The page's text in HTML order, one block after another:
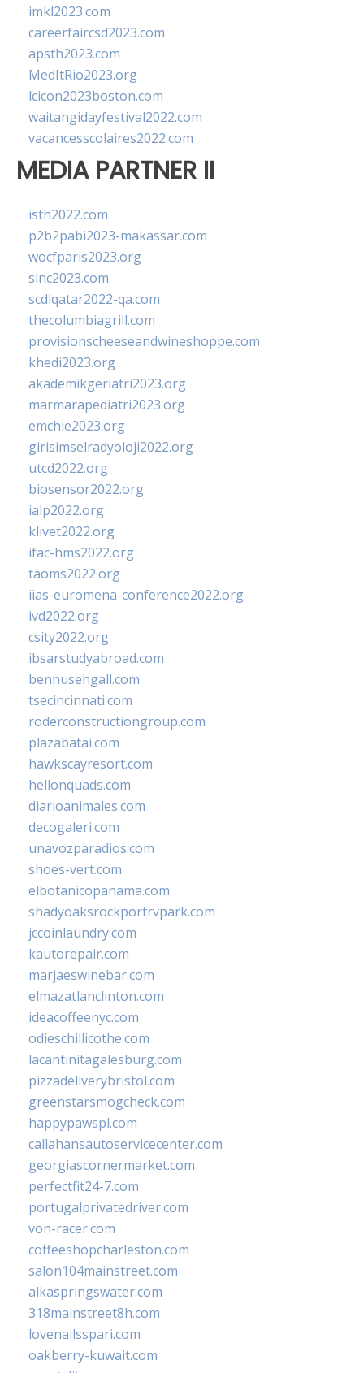
imkl2023.com
careerfaircsd2023.com
apsth2023.com
MedItRio2023.org
lcicon2023boston.com
waitangidayfestival2022.com
vacancesscolaires2022.com
MEDIA PARTNER II
isth2022.com
p2b2pabi2023-makassar.com
wocfparis2023.org
sinc2023.com
scdlqatar2022-qa.com
thecolumbiagrill.com
provisionscheeseandwineshoppe.com
khedi2023.org
akademikgeriatri2023.org
marmarapediatri2023.org
emchie2023.org
girisimselradyoloji2022.org
utcd2022.org
biosensor2022.org
ialp2022.org
klivet2022.org
ifac-hms2022.org
taoms2022.org
iias-euromena-conference2022.org
ivd2022.org
csity2022.org
ibsarstudyabroad.com
bennusehgall.com
tsecincinnati.com
roderconstructiongroup.com
plazabatai.com
hawkscayresort.com
hellonquads.com
diarioanimales.com
decogaleri.com
unavozparadios.com
shoes-vert.com
elbotanicopanama.com
shadyoaksrockportrvpark.com
jccoinlaundry.com
kautorepair.com
marjaeswinebar.com
elmazatlanclinton.com
ideacoffeenyc.com
odieschillicothe.com
lacantinitagalesburg.com
pizzadeliverybristol.com
greenstarsmogcheck.com
happypawspl.com
callahansautoservicecenter.com
georgiascornermarket.com
perfectfit24-7.com
portugalprivatedriver.com
von-racer.com
coffeeshopcharleston.com
salon104mainstreet.com
alkaspringswater.com
318mainstreet8h.com
lovenailsspari.com
oakberry-kuwait.com